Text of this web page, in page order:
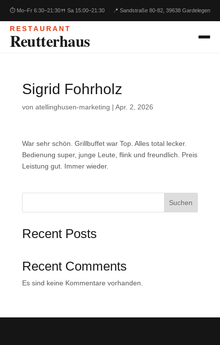
⏱ Mo–Fr 6:30–21:30🍴 Sa 15:00–21:30 📍 Sandstraße 80-82, 39638 Gardelegen
RESTAURANT
Reutterhaus
Sigrid Fohrholz
von atellinghusen-marketing | Apr. 2, 2026
War sehr schön. Grillbuffet war Top. Alles total lecker.
Bedienung super, junge Leute, flink und freundlich. Preis
Leistung gut. Immer wieder.
Suchen
Recent Posts
Recent Comments
Es sind keine Kommentare vorhanden.